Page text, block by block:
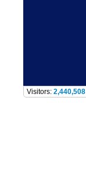
Visitors: 2,440,508